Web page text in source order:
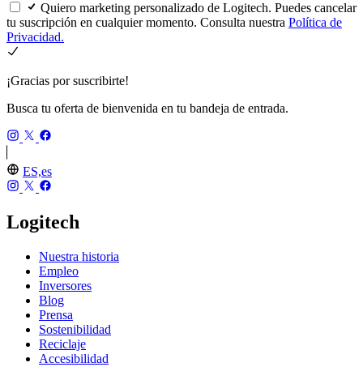
Quiero marketing personalizado de Logitech. Puedes cancelar
tu suscripción en cualquier momento. Consulta nuestra Política de
Privacidad.
¡Gracias por suscribirte!
Busca tu oferta de bienvenida en tu bandeja de entrada.
ES,es
Logitech
Nuestra historia
Empleo
Inversores
Blog
Prensa
Sostenibilidad
Reciclaje
Accesibilidad